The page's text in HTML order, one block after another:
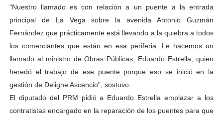
"Nuestro llamado es con relación a un puente a la entrada
principal de La Vega sobre la avenida Antonio Guzmán
Fernández que prácticamente está llevando a la quiebra a todos
los comerciantes que están en esa periferia. Le hacemos un
llamado al ministro de Obras Públicas, Eduardo Estrella, quien
heredó el trabajo de ese puente porque eso se inició en la
gestión de Deligne Ascencio", sostuvo.
El diputado del PRM pidió a Eduardo Estrella emplazar a los
contratistas encargado en la reparación de los puentes para que